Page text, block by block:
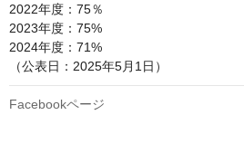
2022年度：75％
2023年度：75%
2024年度：71%
（公表日：2025年5月1日）
Facebookページ